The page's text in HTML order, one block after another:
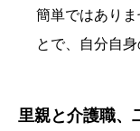
簡単ではあり
とで、自分自
里親と介護職、